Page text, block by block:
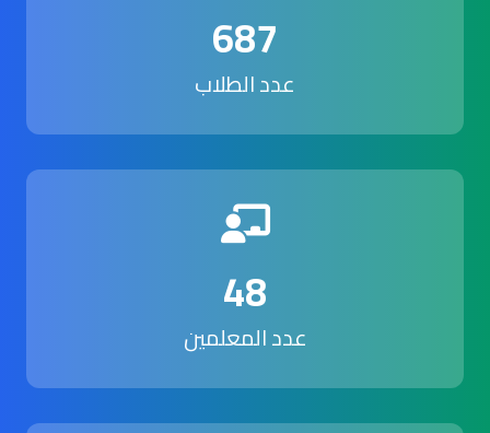
687
عدد الطلاب
48
عدد المعلمين